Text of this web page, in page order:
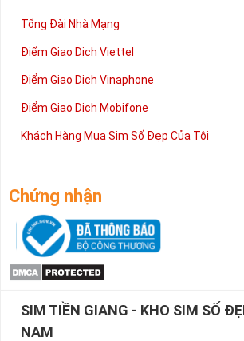
Tổng Đài Nhà Mạng
Điểm Giao Dịch Viettel
Điểm Giao Dịch Vinaphone
Điểm Giao Dịch Mobifone
Khách Hàng Mua Sim Số Đẹp Của Tôi
Chứng nhận
SIM TIỀN GIANG - KHO SIM SỐ
NAM